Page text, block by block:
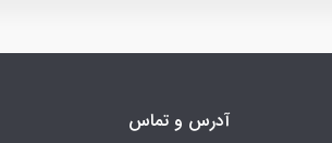
آدرس و تماس